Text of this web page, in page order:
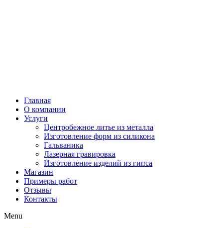
Главная
О компании
Услуги
Центробежное литье из металла
Изготовление форм из силикона
Гальваника
Лазерная гравировка
Изготовление изделий из гипса
Магазин
Примеры работ
Отзывы
Контакты
Menu